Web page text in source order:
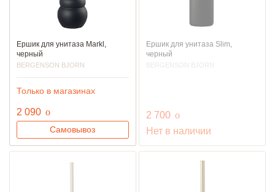
Ершик для унитаза Markl,
черный
BERGENSON BJORN
Только в магазинах
2 090 руб.
o
Самовывоз
Ершик для унитаза Slim,
черный
BERGENSON BJORN
2 700 руб.
o
Нет в наличии